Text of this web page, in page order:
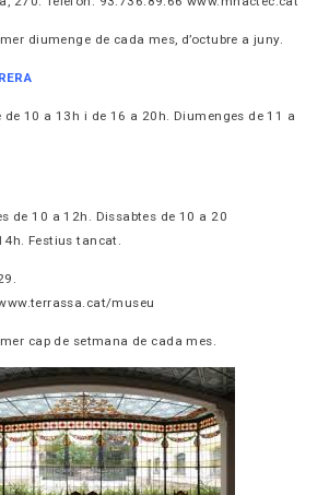
diumenge de cada mes, d’octubre a juny.
de 10 a 13h i de 16 a 20h. Diumenges de 11 a
de 10 a 12h. Dissabtes de 10 a 20
Festius tancat.
museu
cap de setmana de cada mes.